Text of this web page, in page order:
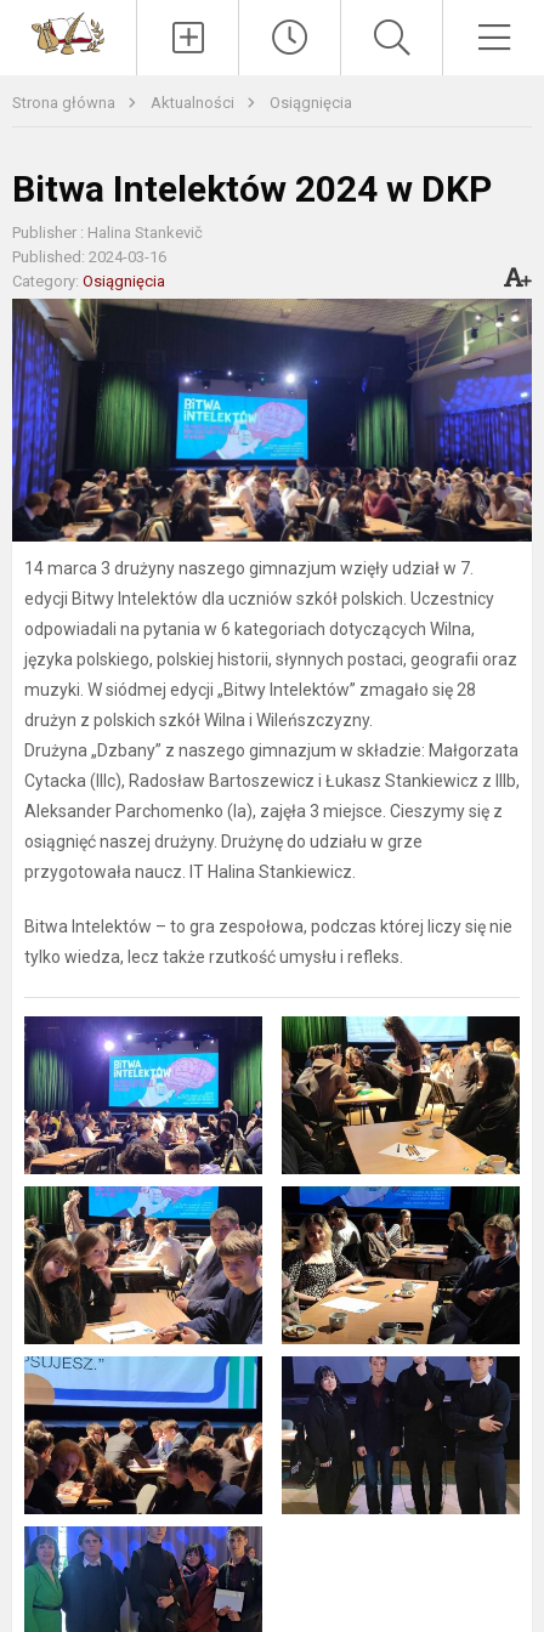
Strona główna Aktualności Osiągnięcia
Bitwa Intelektów 2024 w DKP
Publisher : Halina Stankevič
Published: 2024-03-16
Category: Osiągnięcia
14 marca 3 drużyny naszego gimnazjum wzięły udział w 7.
edycji Bitwy Intelektów dla uczniów szkół polskich. Uczestnicy
odpowiadali na pytania w 6 kategoriach dotyczących Wilna,
języka polskiego, polskiej historii, słynnych postaci, geografii oraz
muzyki. W siódmej edycji „Bitwy Intelektów” zmagało się 28
drużyn z polskich szkół Wilna i Wileńszczyzny.
Drużyna „Dzbany” z naszego gimnazjum w składzie: Małgorzata
Cytacka (IIIc), Radosław Bartoszewicz i Łukasz Stankiewicz z IIIb,
Aleksander Parchomenko (Ia), zajęła 3 miejsce. Cieszymy się z
osiągnięć naszej drużyny. Drużynę do udziału w grze
przygotowała naucz. IT Halina Stankiewicz.
Bitwa Intelektów – to gra zespołowa, podczas której liczy się nie
tylko wiedza, lecz także rzutkość umysłu i refleks.